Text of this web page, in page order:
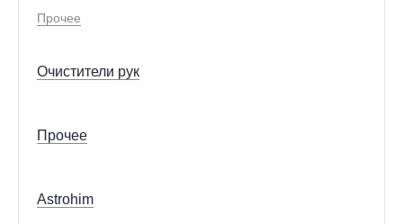
Прочее
Очистители рук
Прочее
Astrohim